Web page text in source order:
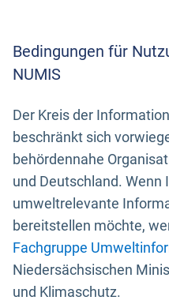
Bedingungen für
NUMIS
Der Kreis der
beschränkt sich
behördennahe
und Deutschland. Wenn
umweltrelevante
bereitstellen möchte,
Fachgruppe
Niedersächsischen
und Klimaschutz.